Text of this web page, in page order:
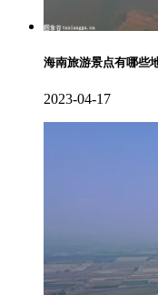
海南旅游景点有哪些
2023-04-17